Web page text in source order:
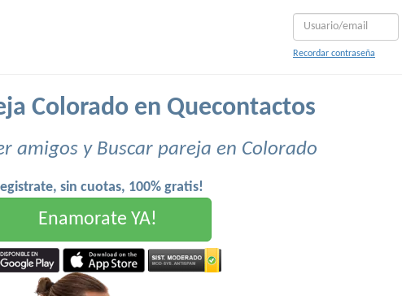
Recordar contraseña
Colorado en Quecontactos
amigos y Buscar pareja en Colorado
sin cuotas, 100% gratis!
Enamorate YA!